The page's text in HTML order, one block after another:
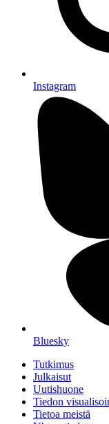
Instagram
Bluesky
Tutkimus
Julkaisut
Uutishuone
Tiedon
Tietoa meistä